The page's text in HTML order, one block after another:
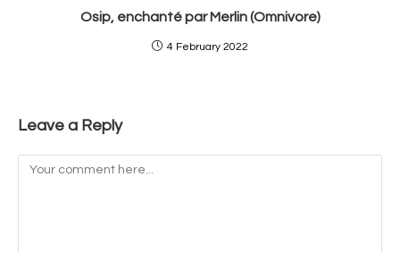
Osip, enchanté par Merlin (Omnivore)
4 February 2022
Leave a Reply
Comment